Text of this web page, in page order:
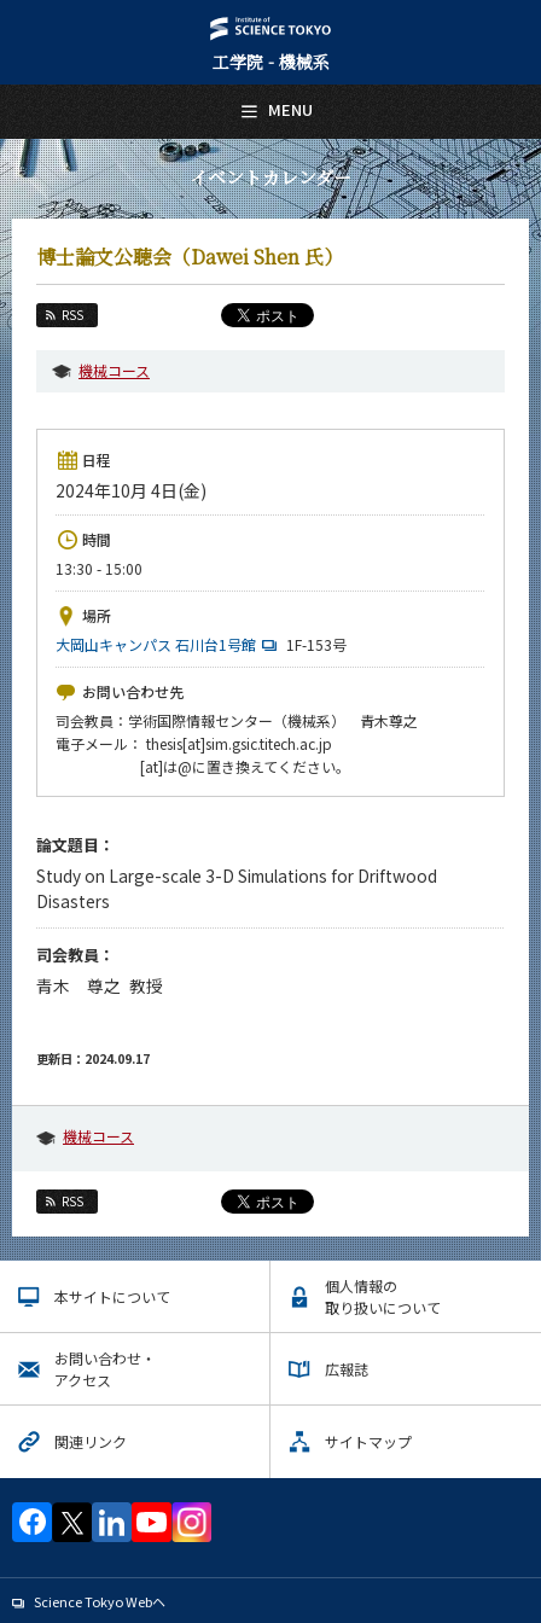
工学院 - 機械系
イベントカレンダー
博士論文公聴会（Dawei Shen 氏）
RSS
機械コース
日程
2024年10月 4日(金)
時間
13:30 - 15:00
場所
大岡山キャンパス 石川台1号館
1F-153号
お問い合わせ先
司会教員：学術国際情報センター（機械系） 青木尊之
電子メール： thesis[at]sim.gsic.titech.ac.jp
[at]は@に置き換えてください。
論文題目：
Study on Large-scale 3-D Simulations for Driftwood
Disasters
司会教員：
青木 尊之 教授
更新日：2024.09.17
機械コース
RSS
本サイトについて
個人情報の
取り扱いについて
お問い合わせ・
アクセス
広報誌
関連リンク サイトマップ
Science Tokyo Webヘ
MENU
日本語 English
トップページ
Top Page
機械系について
About Us
教育
Education
入学案内
Admissions
機械系 News
イベントカレンダー
Event Calendar
今後のイベント
今後の課程別イベント
年別アーカイブ
サイト構成
系詳細情報